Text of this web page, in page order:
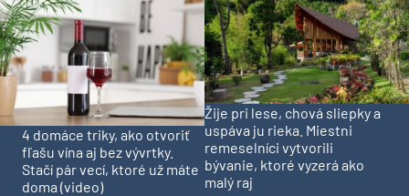
4 domáce triky, ako otvoriť
fľašu vína aj bez vývrtky.
Stačí pár vecí, ktoré už máte
doma (video)
Žije pri lese, chová sliepky a
uspáva ju rieka. Miestni
remeselníci vytvorili
bývanie, ktoré vyzerá ako
malý raj